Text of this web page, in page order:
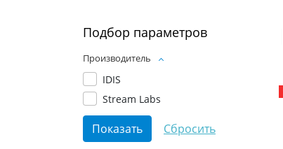
Подбор параметров
Производитель
IDIS
Stream Labs